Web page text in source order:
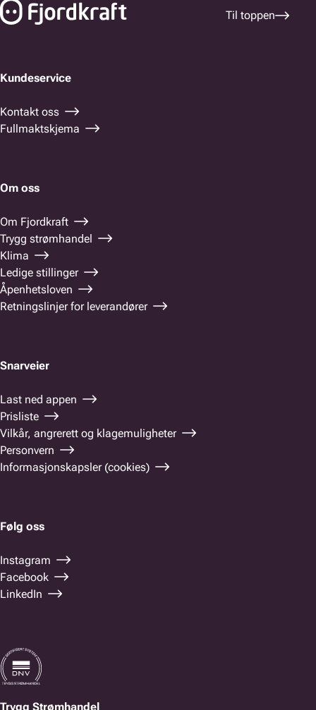
Til toppen
Kundeservice
Kontakt oss
Fullmaktskjema
Om oss
Om Fjordkraft
Trygg strømhandel
Klima
Ledige stillinger
Åpenhetsloven
Retningslinjer for leverandører
Snarveier
Last ned appen
Prisliste
Vilkår, angrerett og klagemuligheter
Personvern
Informasjonskapsler (cookies)
Følg oss
Instagram
Facebook
LinkedIn
Trygg Strømhandel